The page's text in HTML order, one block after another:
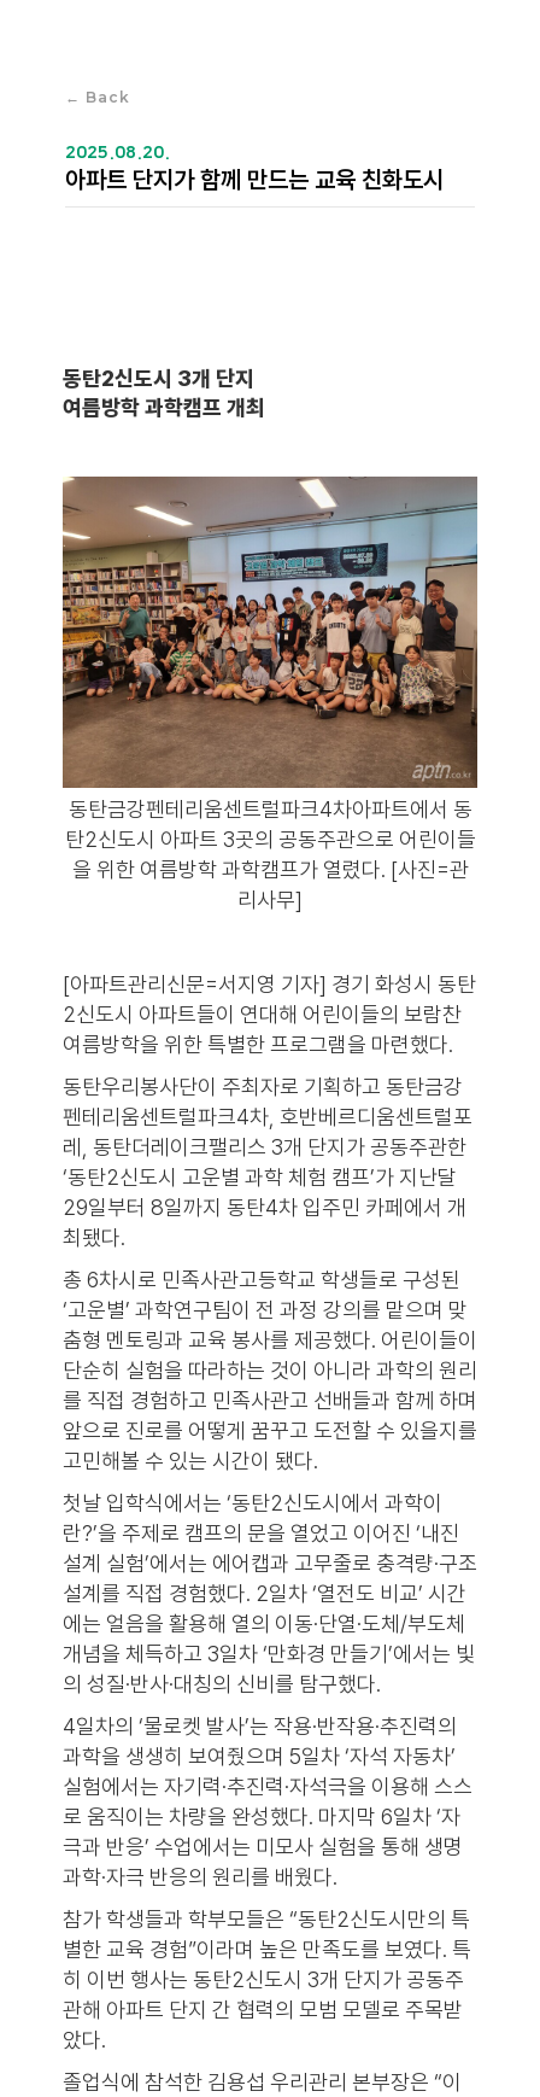
← Back
2025.08.20.
아파트 단지가 함께 만드는 교육 친화도시
동탄2신도시 3개 단지
여름방학 과학캠프 개최
동탄금강펜테리움센트럴파크4차아파트에서 동
탄2신도시 아파트 3곳의 공동주관으로 어린이들
을 위한 여름방학 과학캠프가 열렸다. [사진=관
리사무]
[아파트관리신문=서지영 기자] 경기 화성시 동탄
2신도시 아파트들이 연대해 어린이들의 보람찬
여름방학을 위한 특별한 프로그램을 마련했다.
동탄우리봉사단이 주최자로 기획하고 동탄금강
펜테리움센트럴파크4차, 호반베르디움센트럴포
레, 동탄더레이크팰리스 3개 단지가 공동주관한
‘동탄2신도시 고운별 과학 체험 캠프’가 지난달
29일부터 8일까지 동탄4차 입주민 카페에서 개
최됐다.
총 6차시로 민족사관고등학교 학생들로 구성된
‘고운별’ 과학연구팀이 전 과정 강의를 맡으며 맞
춤형 멘토링과 교육 봉사를 제공했다. 어린이들이
단순히 실험을 따라하는 것이 아니라 과학의 원리
를 직접 경험하고 민족사관고 선배들과 함께 하며
앞으로 진로를 어떻게 꿈꾸고 도전할 수 있을지를
고민해볼 수 있는 시간이 됐다.
첫날 입학식에서는 ‘동탄2신도시에서 과학이
란?’을 주제로 캠프의 문을 열었고 이어진 ‘내진
설계 실험’에서는 에어캡과 고무줄로 충격량·구조
설계를 직접 경험했다. 2일차 ‘열전도 비교’ 시간
에는 얼음을 활용해 열의 이동·단열·도체/부도체
개념을 체득하고 3일차 ‘만화경 만들기’에서는 빛
의 성질·반사·대칭의 신비를 탐구했다.
4일차의 ‘물로켓 발사’는 작용·반작용·추진력의
과학을 생생히 보여줬으며 5일차 ‘자석 자동차’
실험에서는 자기력·추진력·자석극을 이용해 스스
로 움직이는 차량을 완성했다. 마지막 6일차 ‘자
극과 반응’ 수업에서는 미모사 실험을 통해 생명
과학·자극 반응의 원리를 배웠다.
참가 학생들과 학부모들은 “동탄2신도시만의 특
별한 교육 경험”이라며 높은 만족도를 보였다. 특
히 이번 행사는 동탄2신도시 3개 단지가 공동주
관해 아파트 단지 간 협력의 모범 모델로 주목받
았다.
졸업식에 참석한 김용섭 우리관리 본부장은 “이